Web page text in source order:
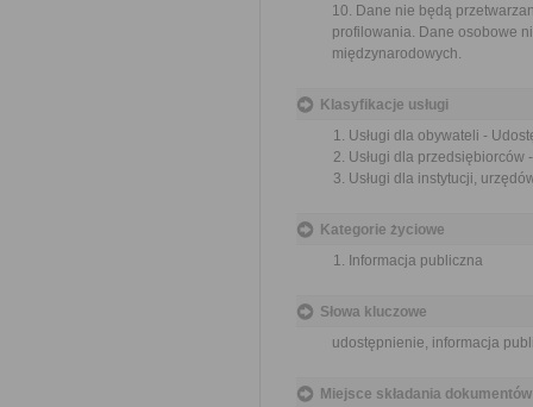
10. Dane nie będą
profilowania. Dane osobowe
międzynarodowych.
Klasyfikacje usługi
Usługi dla obywateli -
Usługi dla
Usługi dla instytucji,
Kategorie życiowe
Informacja publiczna
Słowa kluczowe
udostępnienie, informacja
Miejsce składania dokumentów